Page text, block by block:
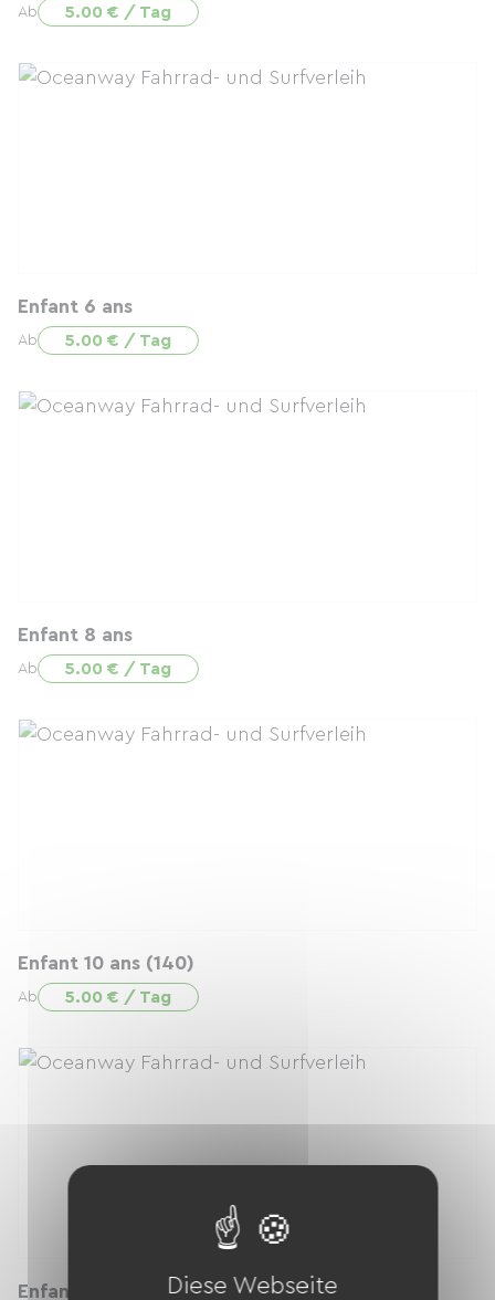
Ab 5.00 € / Tag
Enfant 6 ans
Ab 5.00 € / Tag
Enfant 8 ans
Ab 5.00 € / Tag
Enfant 10 ans (140)
Ab 5.00 € / Tag
Enfant 12 ans Diese Webseite